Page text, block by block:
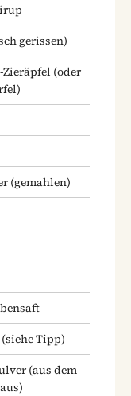
gerissen)
(oder
(gemahlen)
(siehe Tipp)
(aus dem